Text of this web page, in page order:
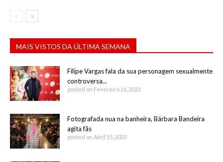
MAIS VISTOS DA ÚLTIMA SEMANA
Filipe Vargas fala da sua personagem sexualmente
controversa...
posted on Fevereiro 16, 2022
Fotografada nua na banheira, Bárbara Bandeira
agita fãs
posted on Abril 15, 2020